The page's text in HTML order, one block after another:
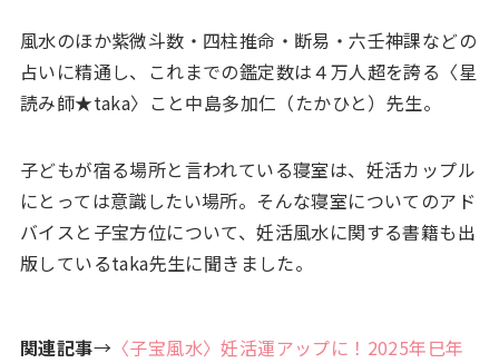
風水のほか紫微斗数・四柱推命・断易・六壬神課などの
占いに精通し、これまでの鑑定数は４万人超を誇る〈星
読み師★taka〉こと中島多加仁（たかひと）先生。
子どもが宿る場所と言われている寝室は、妊活カップル
にとっては意識したい場所。そんな寝室についてのアド
バイスと子宝方位について、妊活風水に関する書籍も出
版しているtaka先生に聞きました。
関連記事→〈子宝風水〉妊活運アップに！2025年巳年